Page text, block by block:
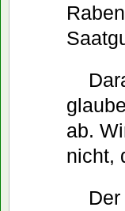
ab.
nicht,